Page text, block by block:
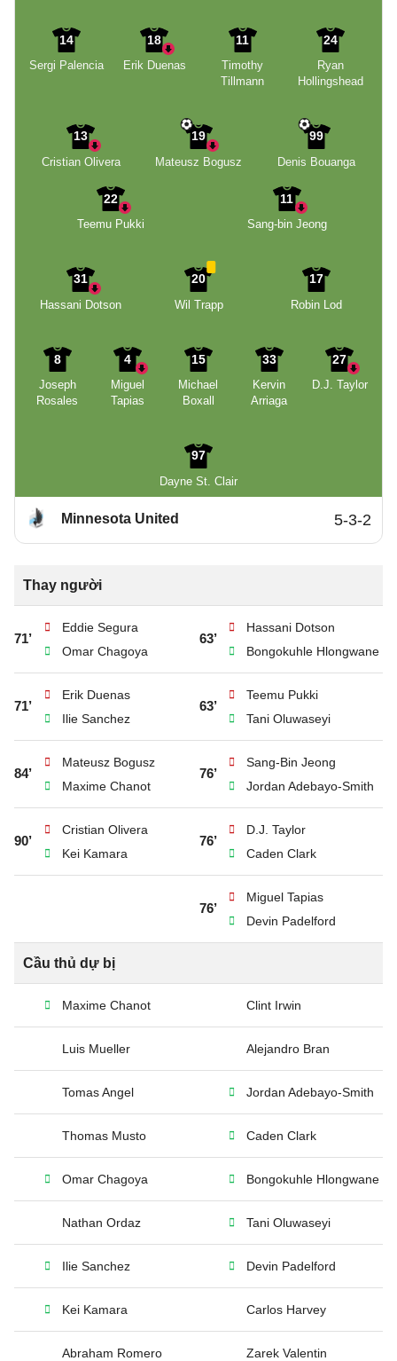
14
Sergi Palencia
18
Erik Duenas
11
Timothy
Tillmann
24
Ryan
Hollingshead
13
Cristian Olivera
19
Mateusz Bogusz
99
Denis Bouanga
22
Teemu Pukki
11
Sang-bin Jeong
31
Hassani Dotson
20
Wil Trapp
17
Robin Lod
8
Joseph
Rosales
4
Miguel
Tapias
15
Michael
Boxall
33
Kervin
Arriaga
27
D.J. Taylor
97
Dayne St. Clair
Minnesota United 5-3-2
Thay người
71’
Eddie Segura
Omar Chagoya
63’
Hassani Dotson
Bongokuhle Hlongwane
71’
Erik Duenas
Ilie Sanchez
63’
Teemu Pukki
Tani Oluwaseyi
84’
Mateusz Bogusz
Maxime Chanot
76’
Sang-Bin Jeong
Jordan Adebayo-Smith
90’
Cristian Olivera
Kei Kamara
76’
D.J. Taylor
Caden Clark
76’
Miguel Tapias
Devin Padelford
Cầu thủ dự bị
Maxime Chanot Clint Irwin
Luis Mueller Alejandro Bran
Tomas Angel Jordan Adebayo-Smith
Thomas Musto Caden Clark
Omar Chagoya Bongokuhle Hlongwane
Nathan Ordaz Tani Oluwaseyi
Ilie Sanchez Devin Padelford
Kei Kamara Carlos Harvey
Abraham Romero Zarek Valentin